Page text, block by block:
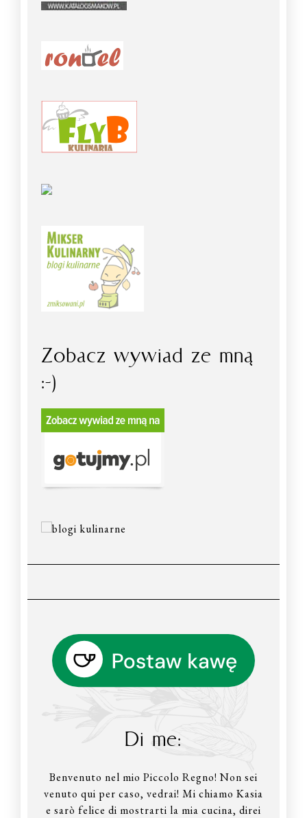
Zobacz wywiad ze mną
:-)
Di me:
Benvenuto nel mio Piccolo Regno! Non sei
venuto qui per caso, vedrai! Mi chiamo Kasia
e sarò felice di mostrarti la mia cucina, direi